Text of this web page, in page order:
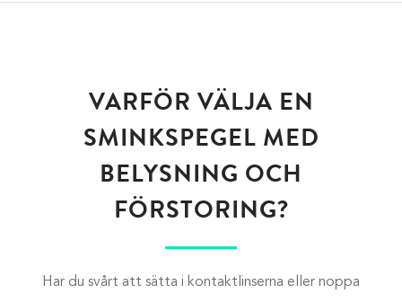
VARFÖR VÄLJA EN
SMINKSPEGEL MED
BELYSNING OCH
FÖRSTORING?
Har du svårt att sätta i kontaktlinserna eller noppa